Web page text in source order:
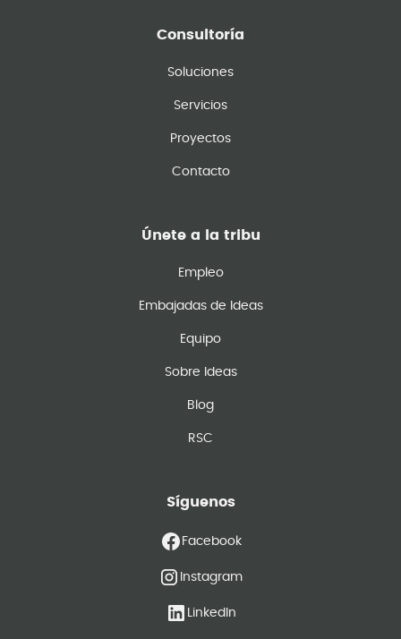
Consultoría
Soluciones
Servicios
Proyectos
Contacto
Únete a la tribu
Empleo
Embajadas de Ideas
Equipo
Sobre Ideas
Blog
RSC
Síguenos
Facebook
Instagram
LinkedIn